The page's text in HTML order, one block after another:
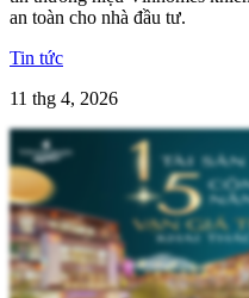
an toàn cho nhà đầu tư.
Tin tức
11 thg 4, 2026